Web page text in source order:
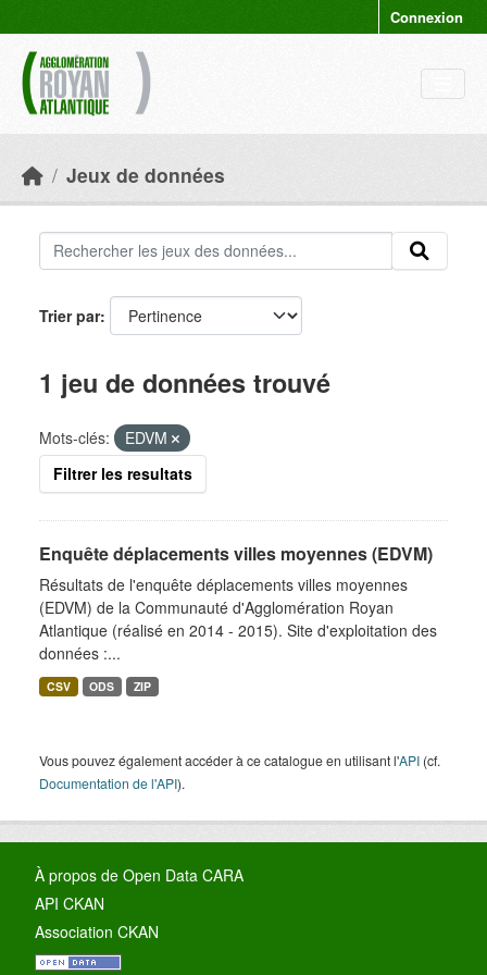
Connexion
Jeux de données
Trier par
1 jeu de données trouvé
Mots-clés:
EDVM
Filtrer les resultats
Enquête déplacements villes moyennes (EDVM)
Résultats de l'enquête déplacements villes moyennes
(EDVM) de la Communauté d'Agglomération Royan
Atlantique (réalisé en 2014 - 2015). Site d'exploitation des
données :...
CSV ODS ZIP
Vous pouvez également accéder à ce catalogue en utilisant l'API (cf.
Documentation de l'API).
À propos de Open Data CARA
API CKAN
Association CKAN